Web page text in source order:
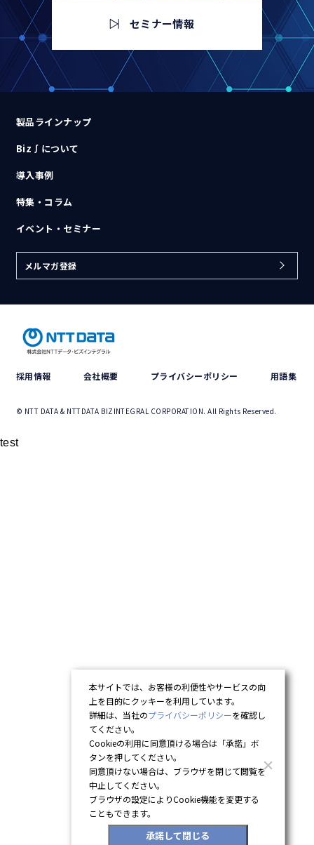
セミナー情報
製品ラインナップ
Biz∫について
導入事例
特集・コラム
イベント・セミナー
メルマガ登録
採用情報 会社概要 プライバシーポリシー 用語集
© NTT DATA & NTTDATA BIZINTEGRAL CORPORATION. All Rights Reserved.
本サイトでは、お客様の利便性やサービスの向
上を目的にクッキーを利用しています。
詳細は、当社のプライバシーポリシーを確認し
てください。
Cookieの利用に同意頂ける場合は「承諾」ボ
タンを押してください。
同意頂けない場合は、ブラウザを閉じて閲覧を
中止してください。
ブラウザの設定によりCookie機能を変更する
こともできます。
承諾して閉じる
test